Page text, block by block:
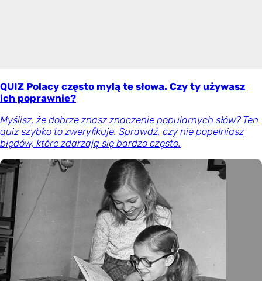
QUIZ Polacy często mylą te słowa. Czy ty używasz
ich poprawnie?
Myślisz, że dobrze znasz znaczenie popularnych słów? Ten
quiz szybko to zweryfikuje. Sprawdź, czy nie popełniasz
błędów, które zdarzają się bardzo często.